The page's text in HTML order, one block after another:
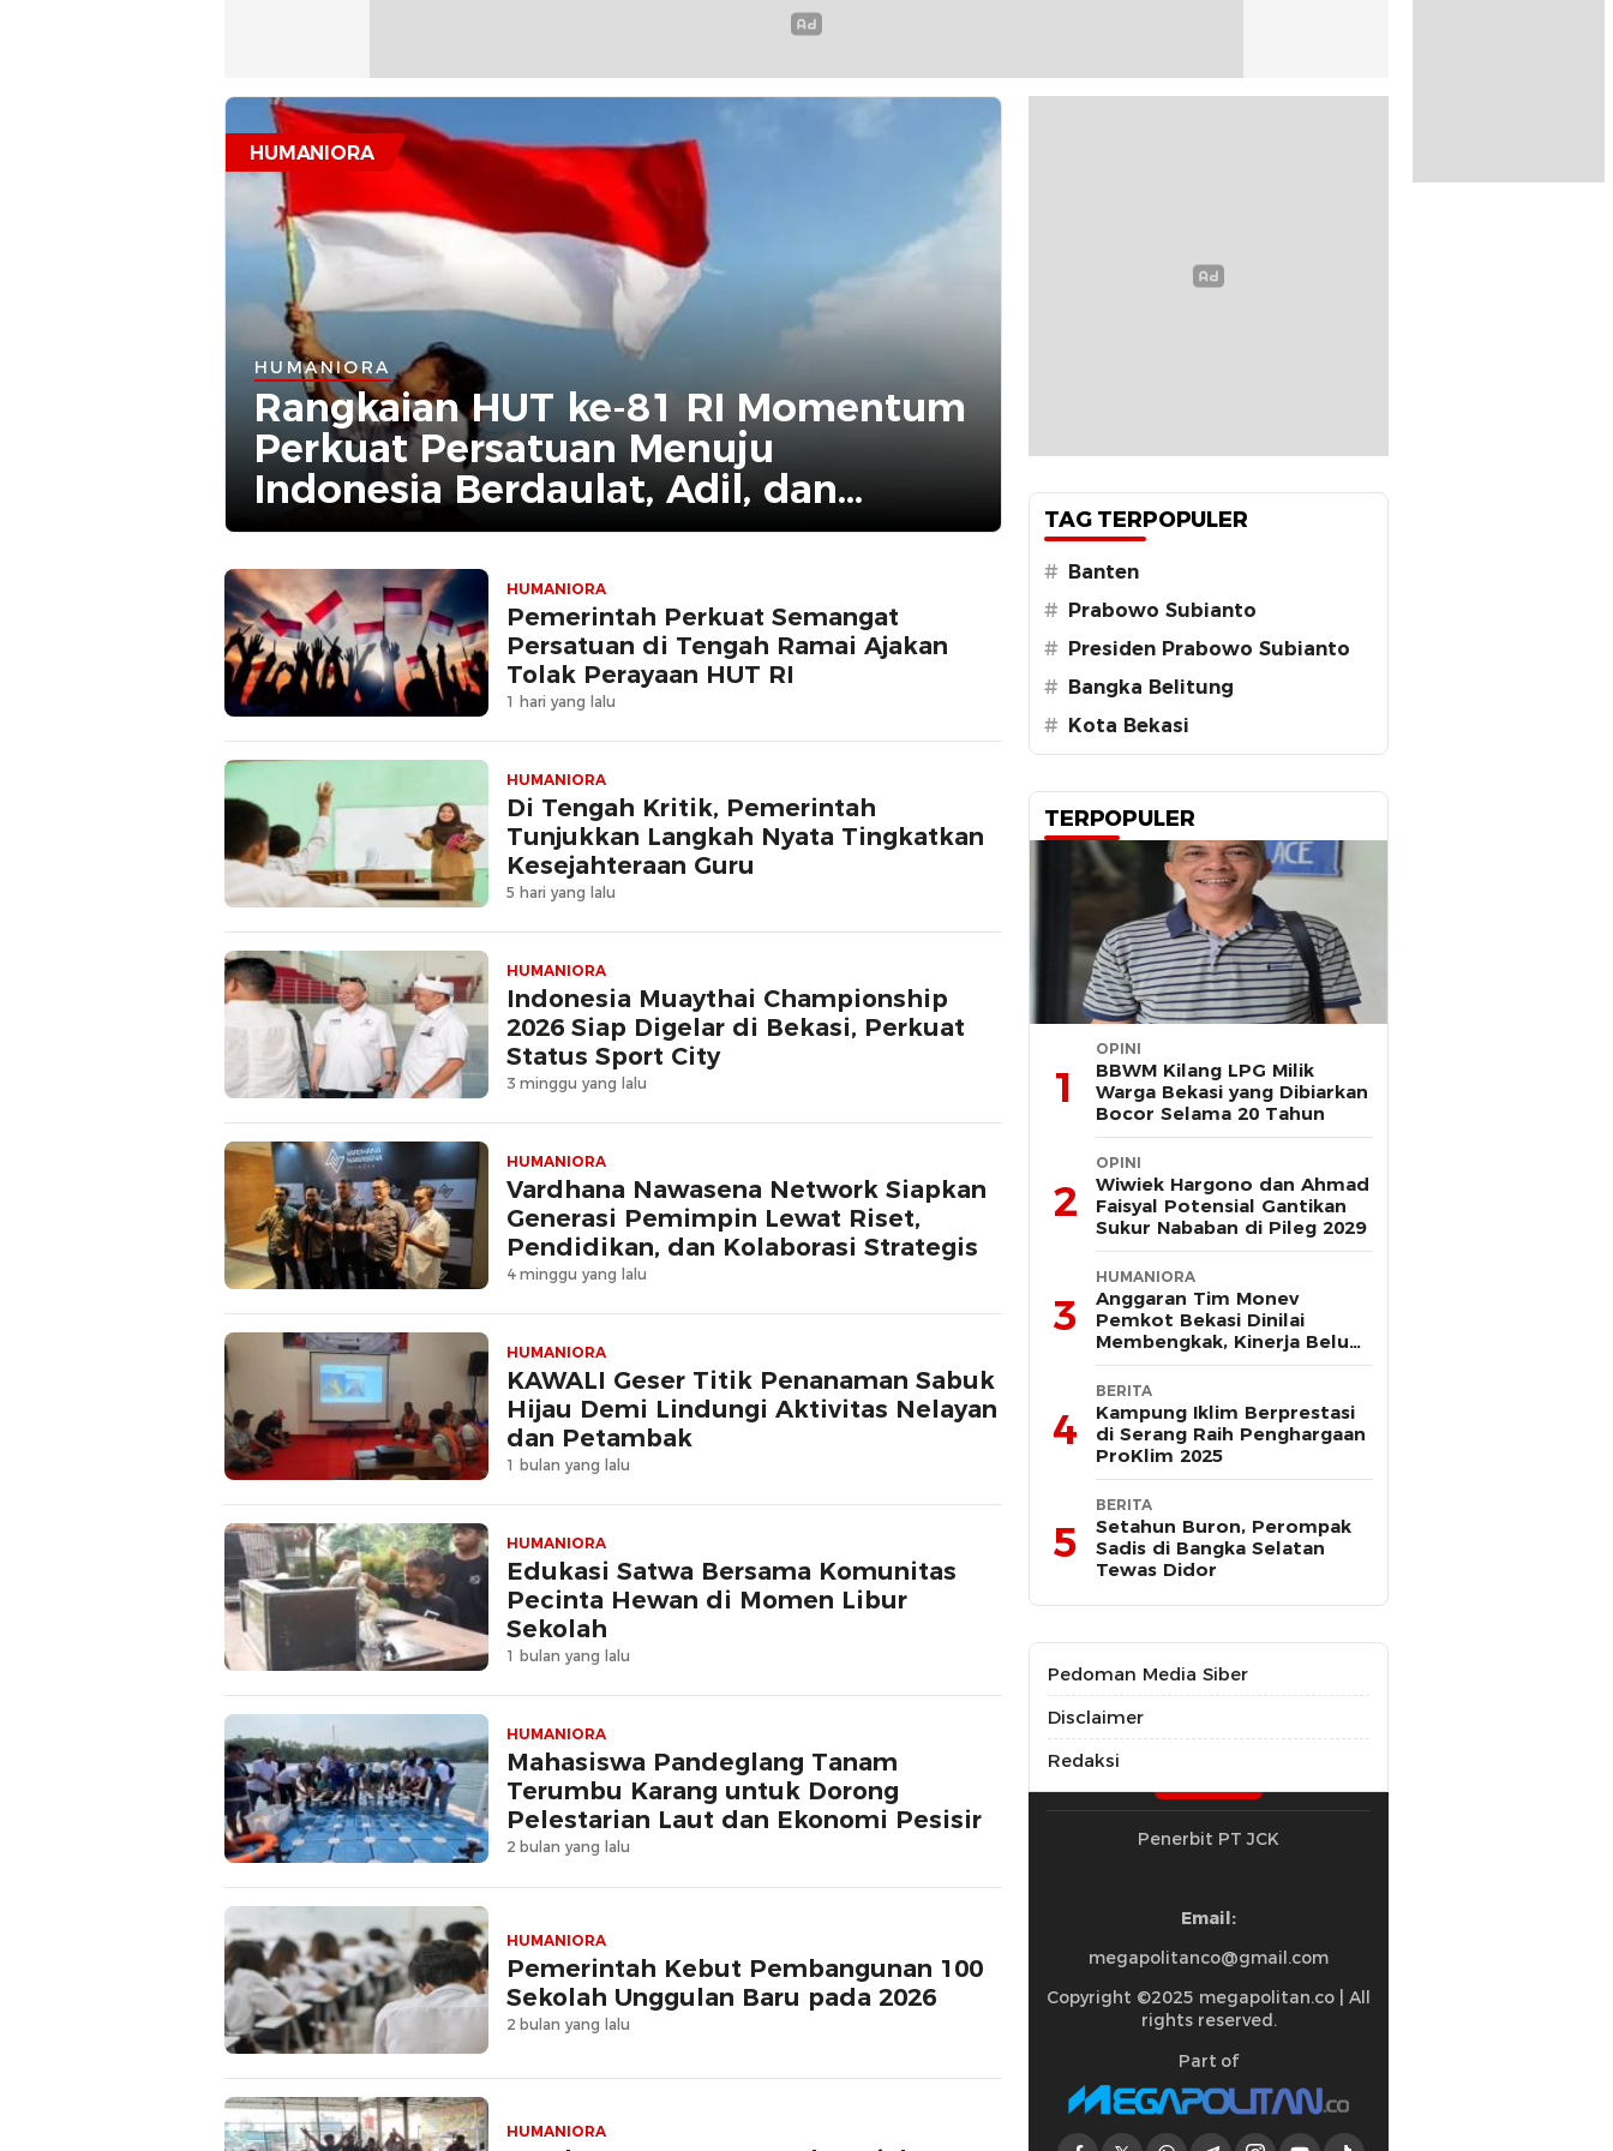
HUMANIORA
HUMANIORA
Rangkaian HUT ke-81 RI Momentum
Perkuat Persatuan Menuju
Indonesia Berdaulat, Adil, dan
Makmur
HUMANIORA
Pemerintah Perkuat Semangat
Persatuan di Tengah Ramai Ajakan
Tolak Perayaan HUT RI
1 hari yang lalu
HUMANIORA
Di Tengah Kritik, Pemerintah
Tunjukkan Langkah Nyata Tingkatkan
Kesejahteraan Guru
5 hari yang lalu
HUMANIORA
Indonesia Muaythai Championship
2026 Siap Digelar di Bekasi, Perkuat
Status Sport City
3 minggu yang lalu
HUMANIORA
Vardhana Nawasena Network Siapkan
Generasi Pemimpin Lewat Riset,
Pendidikan, dan Kolaborasi Strategis
4 minggu yang lalu
HUMANIORA
KAWALI Geser Titik Penanaman Sabuk
Hijau Demi Lindungi Aktivitas Nelayan
dan Petambak
1 bulan yang lalu
HUMANIORA
Edukasi Satwa Bersama Komunitas
Pecinta Hewan di Momen Libur
Sekolah
1 bulan yang lalu
HUMANIORA
Mahasiswa Pandeglang Tanam
Terumbu Karang untuk Dorong
Pelestarian Laut dan Ekonomi Pesisir
2 bulan yang lalu
HUMANIORA
Pemerintah Kebut Pembangunan 100
Sekolah Unggulan Baru pada 2026
2 bulan yang lalu
HUMANIORA
TAG TERPOPULER
# Banten
# Prabowo Subianto
# Presiden Prabowo Subianto
# Bangka Belitung
# Kota Bekasi
TERPOPULER
1
OPINI
BBWM Kilang LPG Milik
Warga Bekasi yang Dibiarkan
Bocor Selama 20 Tahun
2
OPINI
Wiwiek Hargono dan Ahmad
Faisyal Potensial Gantikan
Sukur Nababan di Pileg 2029
3
HUMANIORA
Anggaran Tim Monev
Pemkot Bekasi Dinilai
Membengkak, Kinerja Belum
Terbukti Efektif
4
BERITA
Kampung Iklim Berprestasi
di Serang Raih Penghargaan
ProKlim 2025
5
BERITA
Setahun Buron, Perompak
Sadis di Bangka Selatan
Tewas Didor
Pedoman Media Siber
Disclaimer
Redaksi
Penerbit PT JCK
Email:
megapolitanco@gmail.com
Copyright ©2025 megapolitan.co | All
rights reserved.
Part of